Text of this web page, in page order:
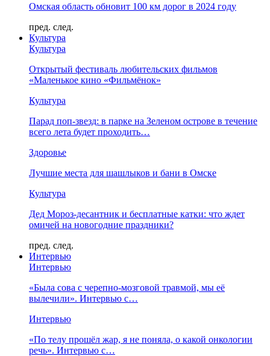
Омская область обновит 100 км дорог в 2024 году
пред. след.
Культура
Культура
Открытый фестиваль любительских фильмов
«Маленькое кино «Фильмёнок»
Культура
Парад поп-звезд: в парке на Зеленом острове в течение
всего лета будет проходить…
Здоровье
Лучшие места для шашлыков и бани в Омске
Культура
Дед Мороз-десантник и бесплатные катки: что ждет
омичей на новогодние праздники?
пред. след.
Интервью
Интервью
«Была сова с черепно-мозговой травмой, мы её
вылечили». Интервью с…
Интервью
«По телу прошёл жар, я не поняла, о какой онкологии
речь». Интервью с…